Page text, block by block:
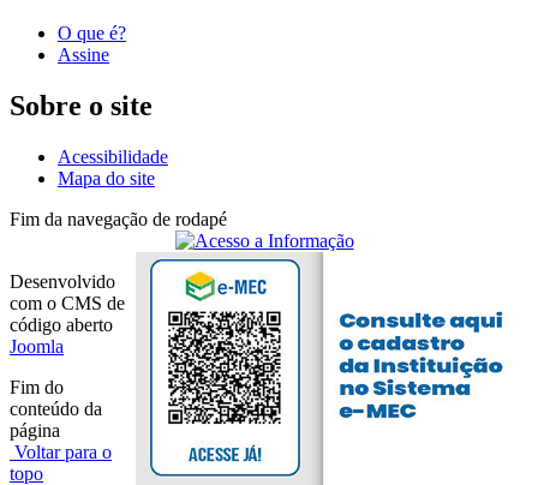
O que é?
Assine
Sobre o site
Acessibilidade
Mapa do site
Fim da navegação de rodapé
Desenvolvido
com o CMS de
código aberto
Joomla
Fim do
conteúdo da
página
Voltar para o
topo